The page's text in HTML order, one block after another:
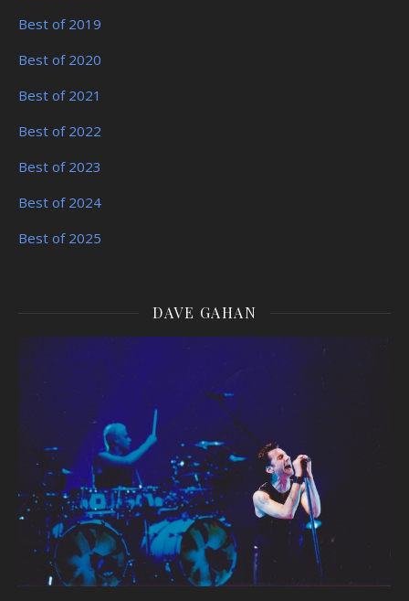
Best of 2019
Best of 2020
Best of 2021
Best of 2022
Best of 2023
Best of 2024
Best of 2025
DAVE GAHAN